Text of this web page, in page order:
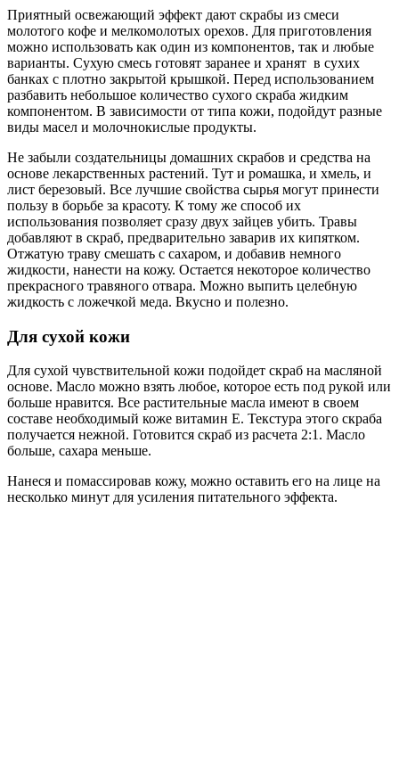
Приятный освежающий эффект дают скрабы из смеси
молотого кофе и мелкомолотых орехов. Для приготовления
можно использовать как один из компонентов, так и любые
варианты. Сухую смесь готовят заранее и хранят в сухих
банках с плотно закрытой крышкой. Перед использованием
разбавить небольшое количество сухого скраба жидким
компонентом. В зависимости от типа кожи, подойдут разные
виды масел и молочнокислые продукты.
Не забыли создательницы домашних скрабов и средства на
основе лекарственных растений. Тут и ромашка, и хмель, и
лист березовый. Все лучшие свойства сырья могут принести
пользу в борьбе за красоту. К тому же способ их
использования позволяет сразу двух зайцев убить. Травы
добавляют в скраб, предварительно заварив их кипятком.
Отжатую траву смешать с сахаром, и добавив немного
жидкости, нанести на кожу. Остается некоторое количество
прекрасного травяного отвара. Можно выпить целебную
жидкость с ложечкой меда. Вкусно и полезно.
Для сухой кожи
Для сухой чувствительной кожи подойдет скраб на масляной
основе. Масло можно взять любое, которое есть под рукой или
больше нравится. Все растительные масла имеют в своем
составе необходимый коже витамин Е. Текстура этого скраба
получается нежной. Готовится скраб из расчета 2:1. Масло
больше, сахара меньше.
Нанеся и помассировав кожу, можно оставить его на лице на
несколько минут для усиления питательного эффекта.